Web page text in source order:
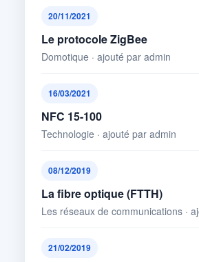
20/11/2021
Le protocole ZigBee
Domotique · ajouté par admin
16/03/2021
NFC 15-100
Technologie · ajouté par admin
08/12/2019
La fibre optique (FTTH)
Les réseaux de communications ·
21/02/2019